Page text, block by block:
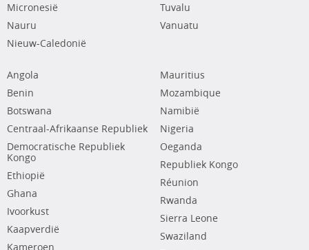
Micronesië
Nauru
Nieuw-Caledonië
Tuvalu
Vanuatu
Angola
Benin
Botswana
Centraal-Afrikaanse Republiek
Democratische Republiek
Kongo
Ethiopië
Ghana
Ivoorkust
Kaapverdië
Kameroen
Mauritius
Mozambique
Namibië
Nigeria
Oeganda
Republiek Kongo
Réunion
Rwanda
Sierra Leone
Swaziland